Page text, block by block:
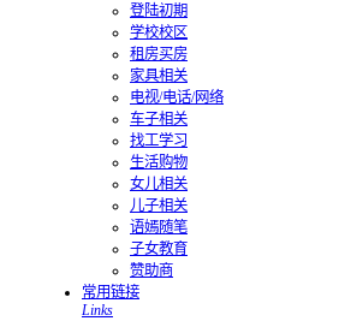
登陆初期
学校校区
租房买房
家具相关
电视/电话/网络
车子相关
找工学习
生活购物
女儿相关
儿子相关
语嫣随笔
子女教育
赞助商
常用链接
Links